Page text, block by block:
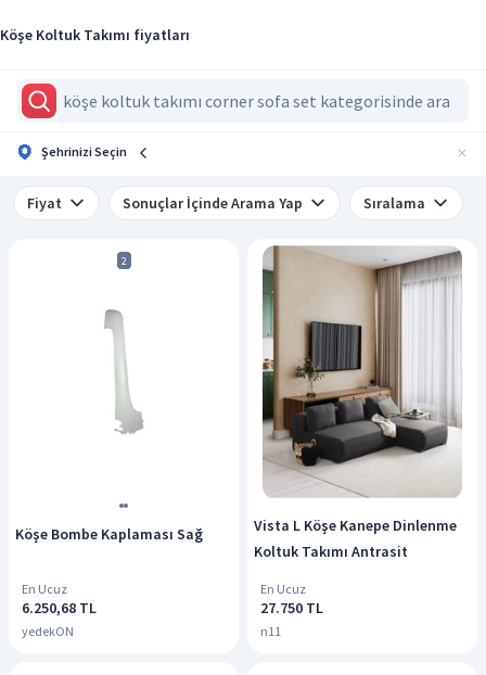
Köşe Koltuk Takımı fiyatları
Şehrinizi Seçin
Fiyat Sonuçlar İçinde Arama Yap Sıralama
2
Köşe Bombe Kaplaması Sağ
En Ucuz
6.250,68 TL
yedekON
Vista L Köşe Kanepe Dinlenme
Koltuk Takımı Antrasit
En Ucuz
27.750 TL
n11